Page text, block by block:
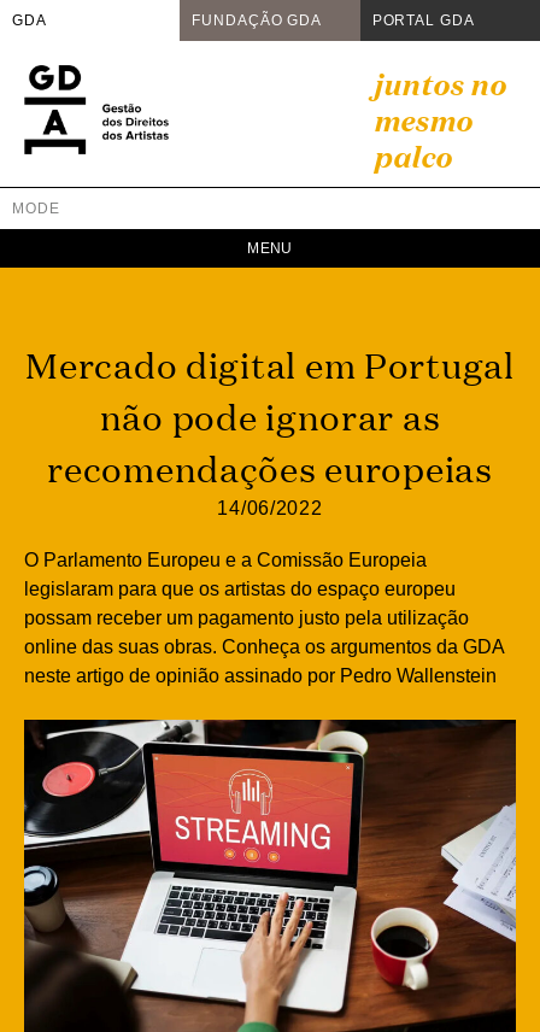
GDA FUNDAÇÃO GDA PORTAL GDA
content
juntos no
mesmo
palco
GDA
Juntos no mesmo palco
MODE
Mercado digital em Portugal
não pode ignorar as
recomendações europeias
14/06/2022
O Parlamento Europeu e a Comissão Europeia
legislaram para que os artistas do espaço europeu
possam receber um pagamento justo pela utilização
online das suas obras. Conheça os argumentos da GDA
neste artigo de opinião assinado por Pedro Wallenstein